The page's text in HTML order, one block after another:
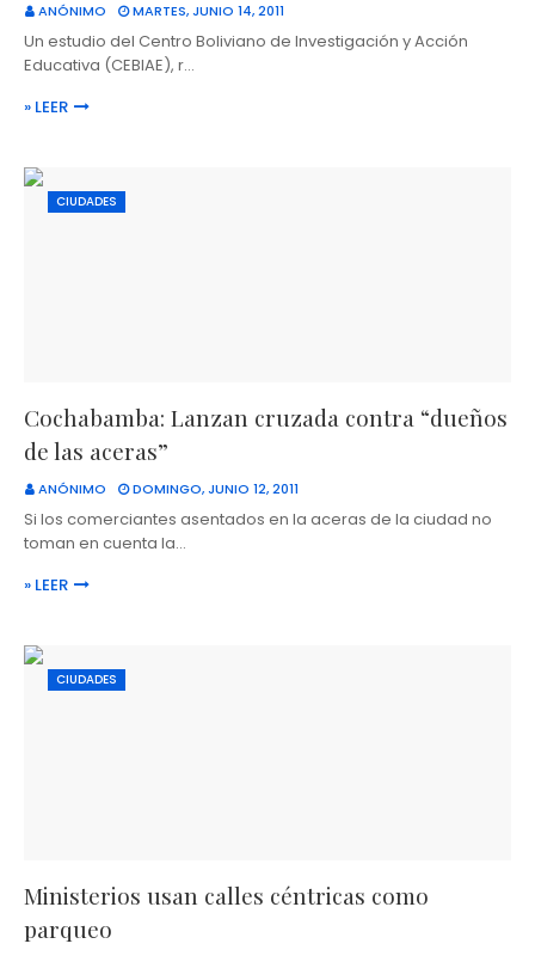
ANÓNIMO MARTES, JUNIO 14, 2011
Un estudio del Centro Boliviano de Investigación y Acción
Educativa (CEBIAE), r…
» LEER
CIUDADES
Cochabamba: Lanzan cruzada contra “dueños
de las aceras”
ANÓNIMO DOMINGO, JUNIO 12, 2011
Si los comerciantes asentados en la aceras de la ciudad no
toman en cuenta la…
» LEER
CIUDADES
Ministerios usan calles céntricas como
parqueo